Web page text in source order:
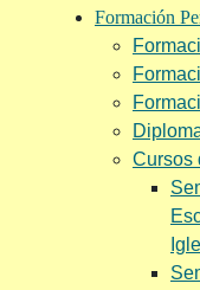
Formación
Cursos